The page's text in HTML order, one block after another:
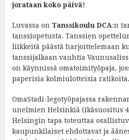
jorataan koko päivä!
Luvassa on Tanssikoulu DCA:n
tanssiopetusta. Tanssien
liikkeitä päästä harjoittelemaan
tanssijalkaan vauhtia
on käynnissä omatoimityöpaja,
paperisia kolmiulotteisia ratikoita.
OmaStadi-legotyöpajassa
unelmien Helsinkiä (ikäsuositus
Helsingin tapa toteuttaa
kaupunkilaiset ehdottavat ja